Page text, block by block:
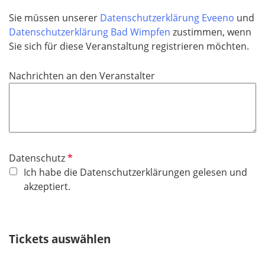
f
e
Sie müssen unserer Datenschutzerklärung Eveeno und
Datenschutzerklärung Bad Wimpfen zustimmen, wenn
Sie sich für diese Veranstaltung registrieren möchten.
Nachrichten an den Veranstalter
DatenschutzP
f
l
t
Ich habe die Datenschutzerklärungen gelesen und
akzeptiert.
Tickets auswählen